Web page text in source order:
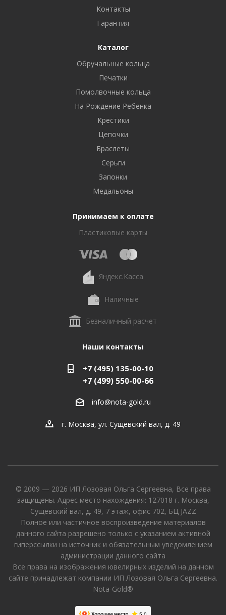
Контакты
Гарантия
Каталог
Обручальные кольца
Печатки
Помолвочные кольца
На Рождение Ребенка
Крестики
Цепочки
Браслеты
Серьги
Запонки
Медальоны
Принимаем к оплате
Пластиковые карты
Яндекс.Касса
Наличные
Безналичный расчет
Наши контакты
+7 (495) 135-00-10
+7 (499) 550-00-66
info@nota-gold.ru
г. Москва, ул. Сущевский вал, д. 49
© 2009 — 2026 ИП Лозовая Ольга Сергеевна, Все права
защищены. Адрес место нахождения: 127018 г. Москва,
Сущевский вал, д. 49, 7 этаж, офис 702, БЦ JAZZ
Полное или частичное воспроизведение материалов
данного сайта разрешено только с указанием активной
гиперссылки на источник и обязательным уведомлением
администрации данного сайта
Все права на изображения ювелирных изделий на данном
сайте принадлежат компании ИП Лозовая Ольга Сергеевна.
Nota-Gold®